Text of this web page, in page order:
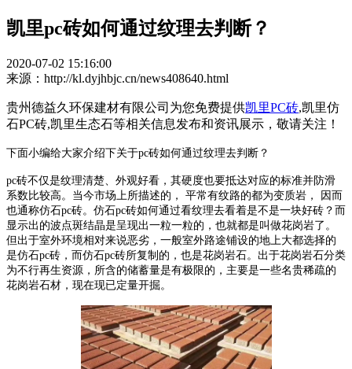
凯里pc砖如何通过纹理去判断？
2020-07-02 15:16:00
来源：http://kl.dyjhbjc.cn/news408640.html
贵州德益久环保建材有限公司为您免费提供凯里PC砖,凯里仿
石PC砖,凯里生态石等相关信息发布和资讯展示，敬请关注！
下面小编给大家介绍下关于pc砖如何通过纹理去判断？
pc砖不仅是纹理清楚、外观好看，其硬度也要抵达对应的标准并防滑
系数比较高。当今市场上所描述的， 平常有纹路的都为变质岩， 因而
也通称仿石pc砖。仿石pc砖如何通过看纹理去看着是不是一块好砖？而
显示出的波点斑结晶是呈现出一粒一粒的，也就都是叫做花岗岩了。
但出于室外环境相对来说恶劣，一般室外路途铺设的地上大都选择的
是仿石pc砖，而仿石pc砖所复制的，也是花岗岩石。出于花岗岩石分类
为不行再生资源，所含的储蓄量是有极限的，主要是一些名贵稀疏的
花岗岩石材，现在现已定量开掘。